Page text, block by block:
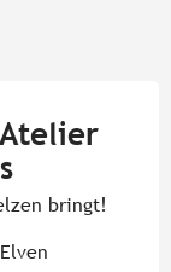
Atelier
bringt!